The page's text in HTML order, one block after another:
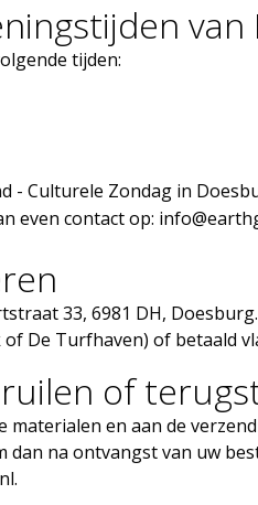
van
tijden:
- Culturele Zondag in
even contact op:
33, 6981 DH,
of De Turfhaven) of betaald
of
materialen en aan de
dan na ontvangst van uw
.